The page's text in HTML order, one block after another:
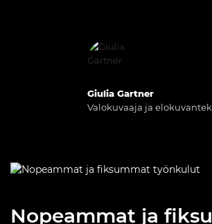
Giulia Gartner
Valokuvaaja ja
Nopeammat ja